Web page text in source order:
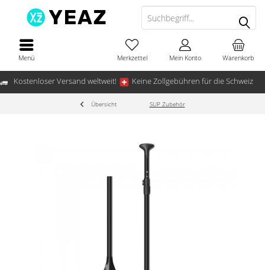
Kostenloser Versand weltweit! Keine Zollgebühren für die Schweiz
Menü Warenkorb
Merkzettel Mein Konto
Übersicht SUP Zubehör